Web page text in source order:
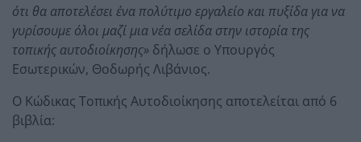
ότι θα αποτελέσει ένα πολύτιμο εργαλείο και πυξίδα για να
γυρίσουμε όλοι μαζί μια νέα σελίδα στην ιστορία της
τοπικής αυτοδιοίκησης» δήλωσε ο Υπουργός
Εσωτερικών, Θοδωρής Λιβάνιος.
Ο Κώδικας Τοπικής Αυτοδιοίκησης αποτελείται από 6
βιβλία: